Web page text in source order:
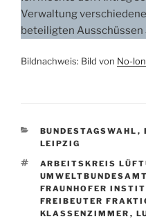
Verwaltung
beteiligten
Bildnachweis: Bild von No-
KATEGORIEN
BUNDESTAGSWAHL ,
LEIPZIG
SCHLAGWÖRTER
ARBEITSKREIS
UMWELTBUNDESAMT
FRAUNHOFER
FREIBEUTER
KLASSENZIMMER ,